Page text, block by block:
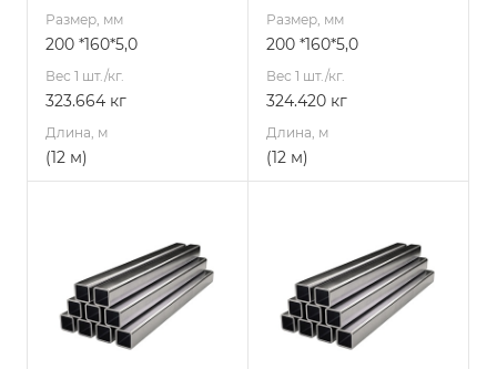
Размер, мм
200 *160*5,0
Вес 1 шт./кг.
323.664 кг
Длина, м
(12 м)
Размер, мм
200 *160*5,0
Вес 1 шт./кг.
324.420 кг
Длина, м
(12 м)